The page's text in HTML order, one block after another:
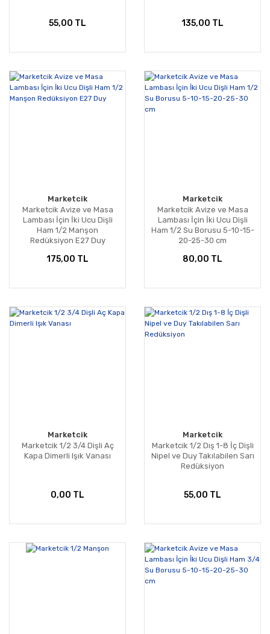
55,00 TL 135,00 TL
Marketcik
Marketcik Avize ve Masa
Lambası İçin İki Ucu Dişli
Ham 1/2 Manşon
Redüksiyon E27 Duy
175,00 TL
Marketcik
Marketcik Avize ve Masa
Lambası İçin İki Ucu Dişli
Ham 1/2 Su Borusu 5-10-15-
20-25-30 cm
80,00 TL
Marketcik
Marketcik 1/2 3/4 Dişli Aç
Kapa Dimerli Işık Vanası
0,00 TL
Marketcik
Marketcik 1/2 Dış 1-8 İç Dişli
Nipel ve Duy Takılabilen Sarı
Redüksiyon
55,00 TL